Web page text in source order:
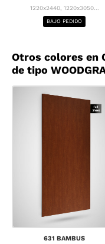
1220x2440, 1220x3050...
BAJO PEDIDO
Otros colores en
de tipo
631 BAMBUS